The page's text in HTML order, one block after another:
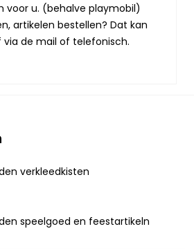
voor u. (behalve playmobil)
artikelen bestellen? Dat kan
via de mail of telefonisch.
verkleedkisten
speelgoed en feestartikeln